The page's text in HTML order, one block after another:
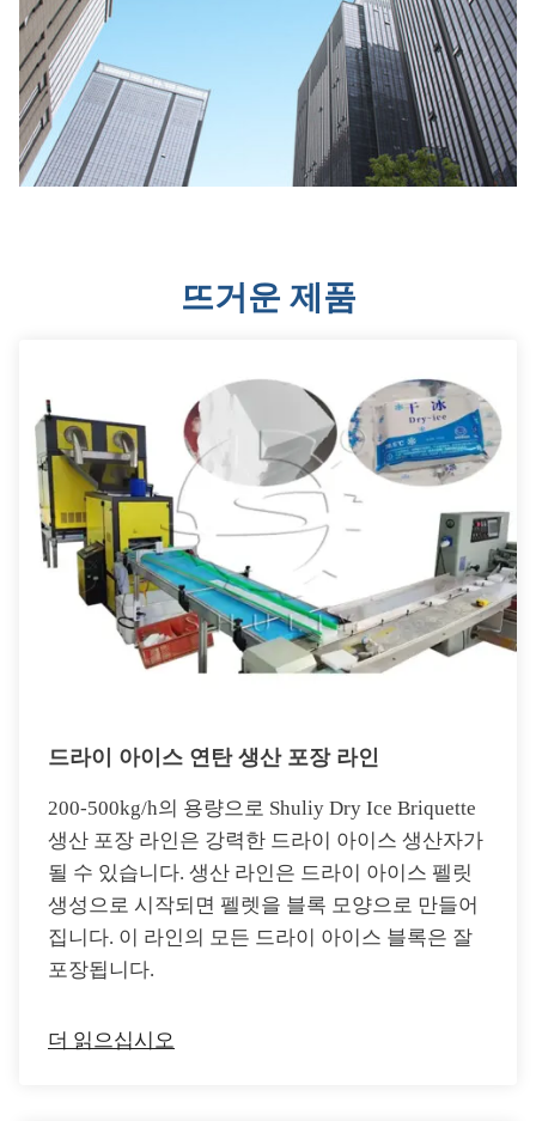
뜨거운 제품
드라이 아이스 연탄 생산 포장 라인
200-500kg/h의 용량으로 Shuliy Dry Ice Briquette
생산 ​​포장 라인은 강력한 드라이 아이스 생산자가
될 수 있습니다. 생산 라인은 드라이 아이스 펠릿
생성으로 시작되면 펠렛을 블록 모양으로 만들어
집니다. 이 라인의 모든 드라이 아이스 블록은 잘
포장됩니다.
더 읽으십시오